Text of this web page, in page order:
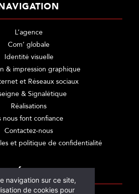
L’agence
Com’ globale
Identité visuelle
& impression graphique
et Réseaux sociaux
& Signalétique
Réalisations
nous font confiance
Contactez-nous
et politique de confidentialité
navigation sur ce site,
de cookies pour